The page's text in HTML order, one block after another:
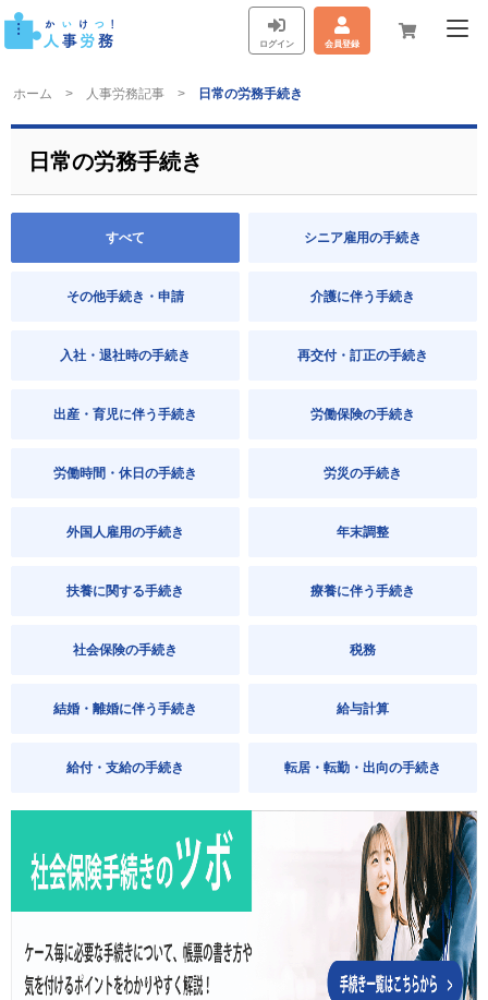
ログイン 会員登録
ホーム 人事労務記事 日常の労務手続き
日常の労務手続き
すべて シニア雇用の手続き
その他手続き・申請 介護に伴う手続き
入社・退社時の手続き 再交付・訂正の手続き
出産・育児に伴う手続き 労働保険の手続き
労働時間・休日の手続き 労災の手続き
外国人雇用の手続き 年末調整
扶養に関する手続き 療養に伴う手続き
社会保険の手続き 税務
結婚・離婚に伴う手続き 給与計算
給付・支給の手続き 転居・転勤・出向の手続き